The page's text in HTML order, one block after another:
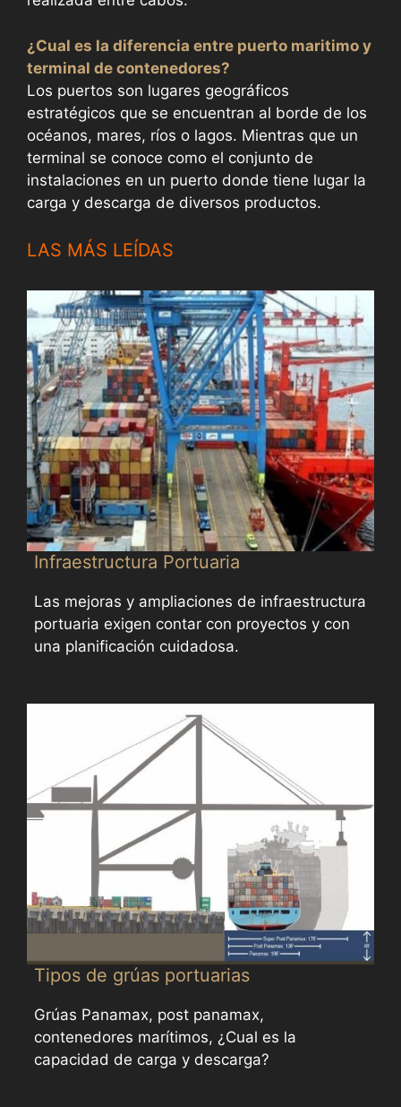
¿Cual es la diferencia entre puerto maritimo y
terminal de contenedores?
Los puertos son lugares geográficos
estratégicos que se encuentran al borde de los
océanos, mares, ríos o lagos. Mientras que un
terminal se conoce como el conjunto de
instalaciones en un puerto donde tiene lugar la
carga y descarga de diversos productos.
LAS MÁS LEÍDAS
Infraestructura Portuaria
Las mejoras y ampliaciones de infraestructura
portuaria exigen contar con proyectos y con
una planificación cuidadosa.
Tipos de grúas portuarias
Grúas Panamax, post panamax,
contenedores marítimos, ¿Cual es la
capacidad de carga y descarga?